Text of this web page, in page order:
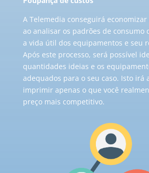
A Telemedia conseguirá
ao analisar os padrões de consumo
a vida útil dos equipamentos e seu
Após este processo, será possível
quantidades ideias e os
adequados para o seu caso. Isto irá
imprimir apenas o que você
preço mais competitivo.